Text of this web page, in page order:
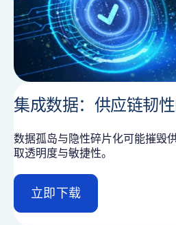
集成数据：供应链韧
数据孤岛与隐性碎片化可能摧毁
取透明度与敏捷性。
立即下载
d
e